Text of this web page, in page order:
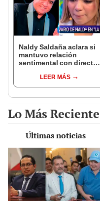
Naldy Saldaña aclara si
mantuvo relación
sentimental con director
denunciarlo por
tocamientos: “Me
LEER MÁS
Lo Más Reciente
Últimas noticias